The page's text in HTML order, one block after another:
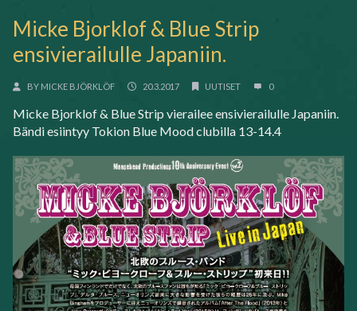
Micke Bjorklof & Blue Strip
ensivierailulle Japaniin.
BY MICKE BJÖRKLÖF 20.3.2017 UUTISET 0
Micke Bjorklof & Blue Strip vierailee ensivierailulle Japaniin.
Bändi esiintyy Tokion Blue Mood clubilla 13-14.4